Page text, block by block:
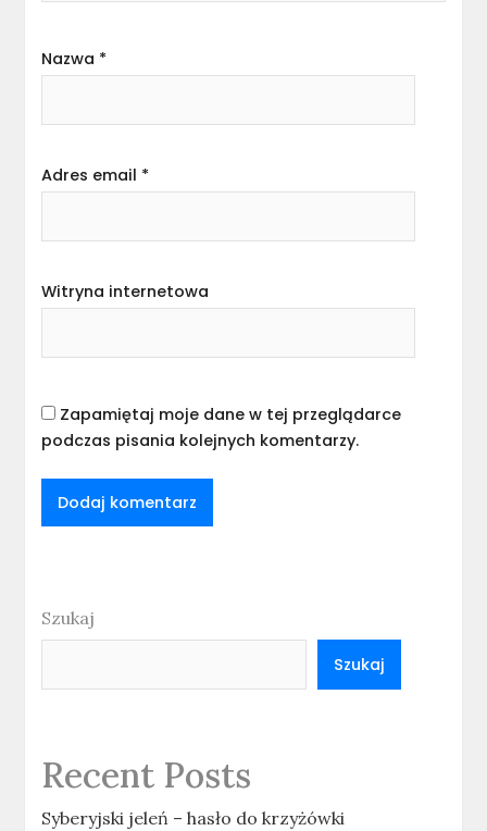
Nazwa *
Adres email *
Witryna internetowa
Zapamiętaj moje dane w tej przeglądarce
podczas pisania kolejnych komentarzy.
Szukaj
Szukaj
Recent Posts
Syberyjski jeleń – hasło do krzyżówki